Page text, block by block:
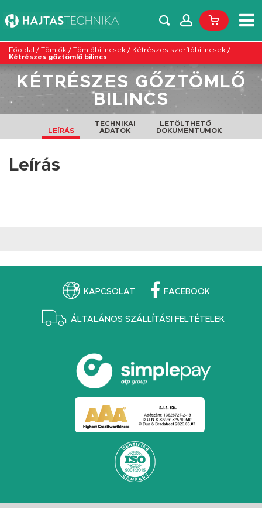
Főoldal / Tömlők / Tömlőbilincsek / Kétrészes szorítóbilincsek /
Kétrészes gőztömlő bilincs
KÉTRÉSZES GŐZTÖMLŐ
BILINCS
LEÍRÁS
TECHNIKAI
ADATOK
LETÖLTHETŐ
DOKUMENTUMOK
Leírás
KAPCSOLAT FACEBOOK
ÁLTALÁNOS SZÁLLÍTÁSI FELTÉTELEK